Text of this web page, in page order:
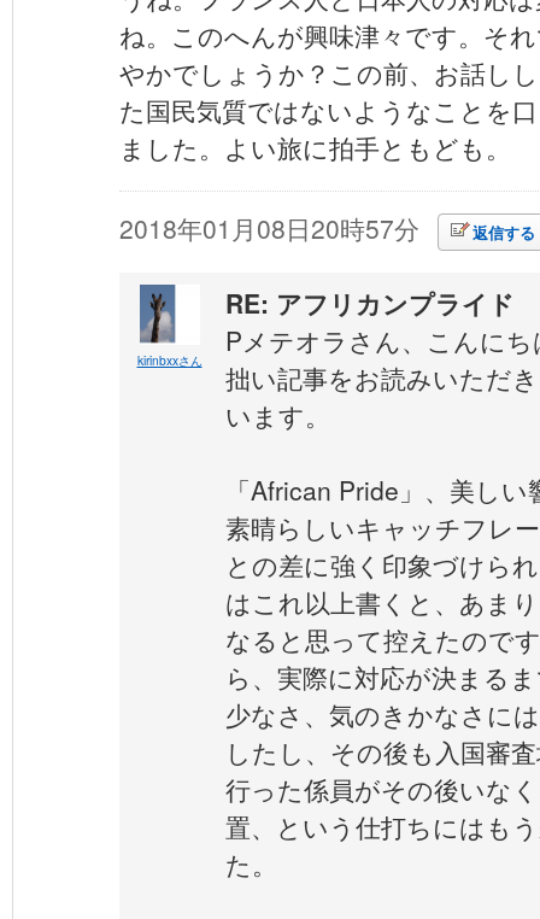
ね。このへんが興味津々です。そ
やかでしょうか？この前、お話し
た国民気質ではないようなことを
ました。よい旅に拍手ともども。
2018年01月08日20時57分 返信する
kirinbxxさん
RE: アフリカンプライド
Pメテオラさん、こんにち
拙い記事をお読みいただ
います。
「African Pride」、美し
素晴らしいキャッチフレ
との差に強く印象づけら
はこれ以上書くと、あま
なると思って控えたので
ら、実際に対応が決まる
少なさ、気のきかなさに
したし、その後も入国審
行った係員がその後いな
置、という仕打ちにはも
た。